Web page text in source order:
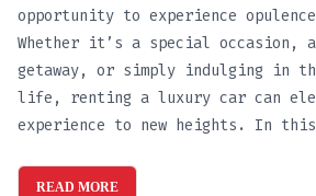
opportunity to experience
Whether it’s a special
getaway, or simply indulging in
life, renting a luxury car can
experience to new heights. In
READ MORE